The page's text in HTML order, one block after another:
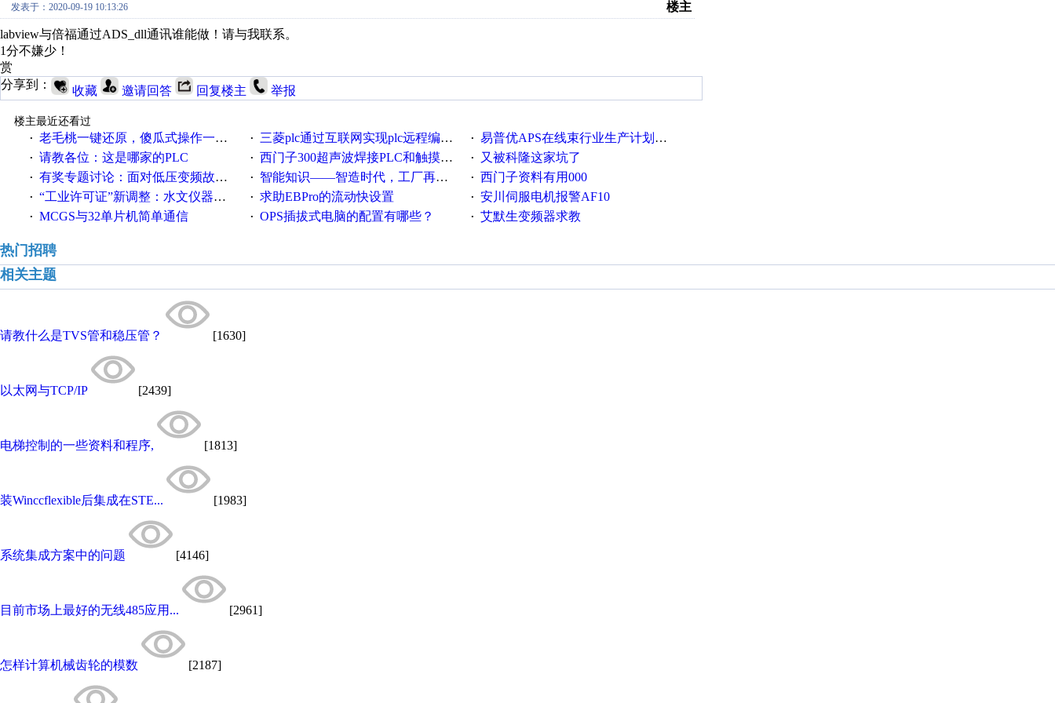
发表于：2020-09-19 10:13:26 楼主
labview与倍福通过ADS_dll通讯谁能做！请与我联系。
1分不嫌少！
赏
分享到：
收藏 邀请回答 回复楼主 举报
楼主最近还看过
· 老毛桃一键还原，傻瓜式操作一键轻松备份还原；程序为向导式安装，一键即可实现自动备份或还原系统。 · 三菱plc通过互联网实现plc远程编程和程序上下载的方法 · 易普优APS在线束行业生产计划排产中的应用案例
· 请教各位：这是哪家的PLC · 西门子300超声波焊接PLC和触摸屏程序 · 又被科隆这家坑了
· 有奖专题讨论：面对低压变频故障，老手是这样解决的！ · 智能知识——智造时代，工厂再不信息化就OUT了！ · 西门子资料有用000
· “工业许可证”新调整：水文仪器等19类产品取消事前生产许可 · 求助EBPro的流动快设置 · 安川伺服电机报警AF10
· MCGS与32单片机简单通信 · OPS插拔式电脑的配置有哪些？ · 艾默生变频器求教
热门招聘
相关主题
请教什么是TVS管和稳压管？ [1630]
以太网与TCP/IP [2439]
电梯控制的一些资料和程序, [1813]
装Winccflexible后集成在STE... [1983]
系统集成方案中的问题 [4146]
目前市场上最好的无线485应用... [2961]
怎样计算机械齿轮的模数 [2187]